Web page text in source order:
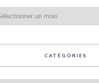
CATÉGORIES